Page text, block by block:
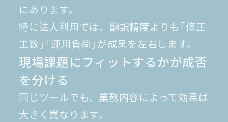
にあります。
特に法人利用では、翻訳精度よりも「修正
工数」「運用負荷」が成果を左右します。
現場課題にフィットするかが成否
を分ける
同じツールでも、業務内容によって効果は
大きく異なります。